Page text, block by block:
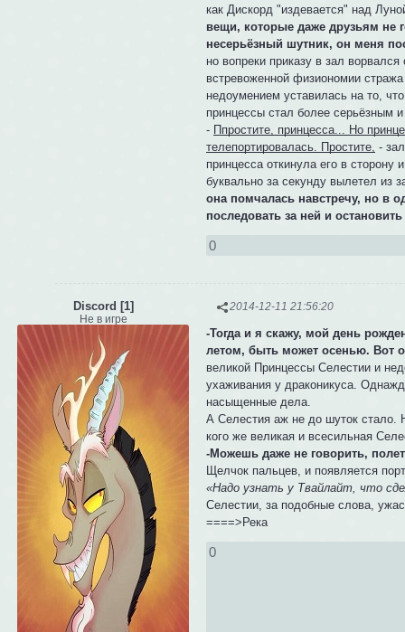
как Дискорд "издевается" над
вещи, которые даже друзьям не
несерьёзный шутник, он меня
но вопреки приказу в зал
встревоженной физиономии
недоумением уставилась на то,
принцессы стал более серьёзным
- Ппростите, принцесса... Но
телепортировалась. Простите, -
принцесса откинула его в
буквально за секунду вылетел из
она помчалась навстречу, но в
последовать за ней и
0
2014-12-11 21:56:20
Discord [1]
Не в игре
-Тогда и я скажу, мой день
летом, быть может осенью. Вот
великой Принцессы Селестии и
ухаживания у драконикуса.
насыщенные дела.
А Селестия аж не до шуток
кого же великая и всесильная
-Можешь даже не говорить,
Щелчок пальцев, и появляется
«Надо узнать у Твайлайт, что
Селестии, за подобные слова,
====>Река
0